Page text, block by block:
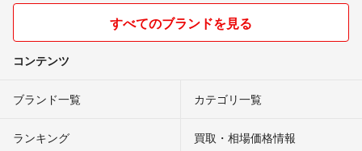
すべてのブランドを見る
コンテンツ
ブランド一覧 カテゴリ一覧
ランキング 買取・相場価格情報